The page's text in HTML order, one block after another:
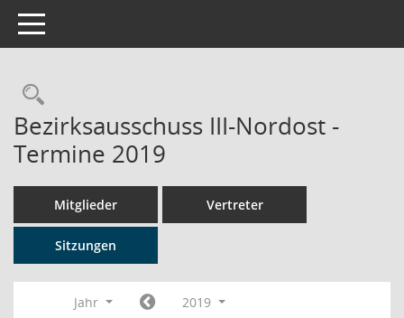
Toggle navigation
Rechercheauswahl
Bezirksausschuss III-Nordost -
Termine 2019
Mitglieder Vertreter
Sitzungen
Jahr 2019